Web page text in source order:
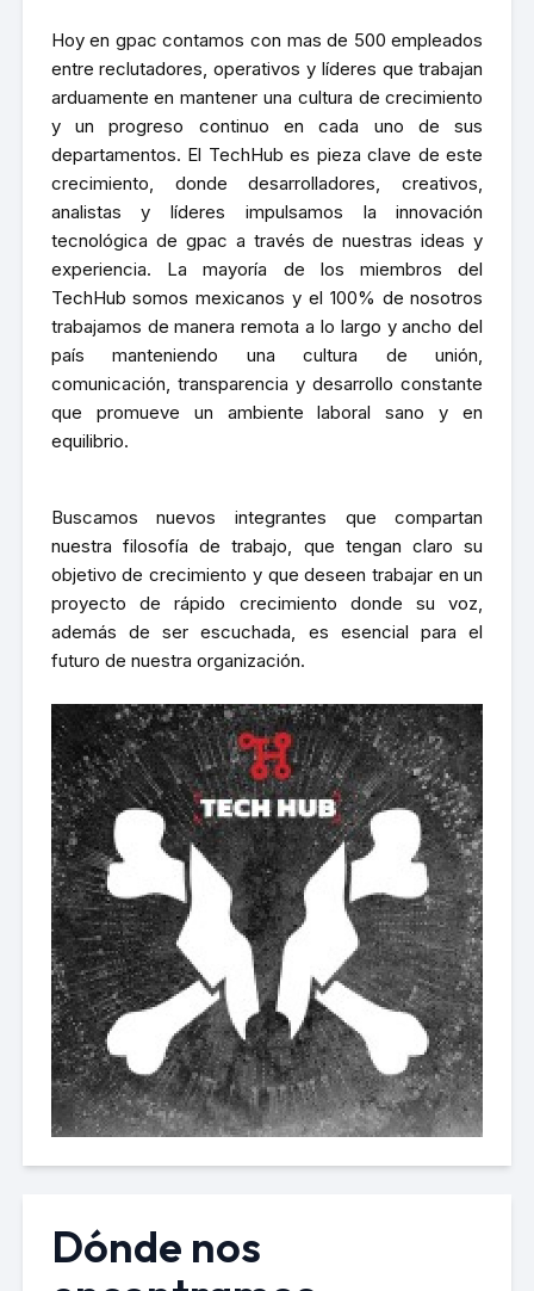
Hoy en gpac contamos con mas de 500 empleados
entre reclutadores, operativos y líderes que trabajan
arduamente en mantener una cultura de crecimiento
y un progreso continuo en cada uno de sus
departamentos. El TechHub es pieza clave de este
crecimiento, donde desarrolladores, creativos,
analistas y líderes impulsamos la innovación
tecnológica de gpac a través de nuestras ideas y
experiencia. La mayoría de los miembros del
TechHub somos mexicanos y el 100% de nosotros
trabajamos de manera remota a lo largo y ancho del
país manteniendo una cultura de unión,
comunicación, transparencia y desarrollo constante
que promueve un ambiente laboral sano y en
equilibrio.
Buscamos nuevos integrantes que compartan
nuestra filosofía de trabajo, que tengan claro su
objetivo de crecimiento y que deseen trabajar en un
proyecto de rápido crecimiento donde su voz,
además de ser escuchada, es esencial para el
futuro de nuestra organización.
Dónde nos